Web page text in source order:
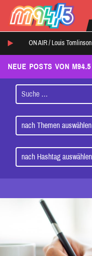
ON AIR / Louis Tomlinson
NEUE POSTS VON M94.5